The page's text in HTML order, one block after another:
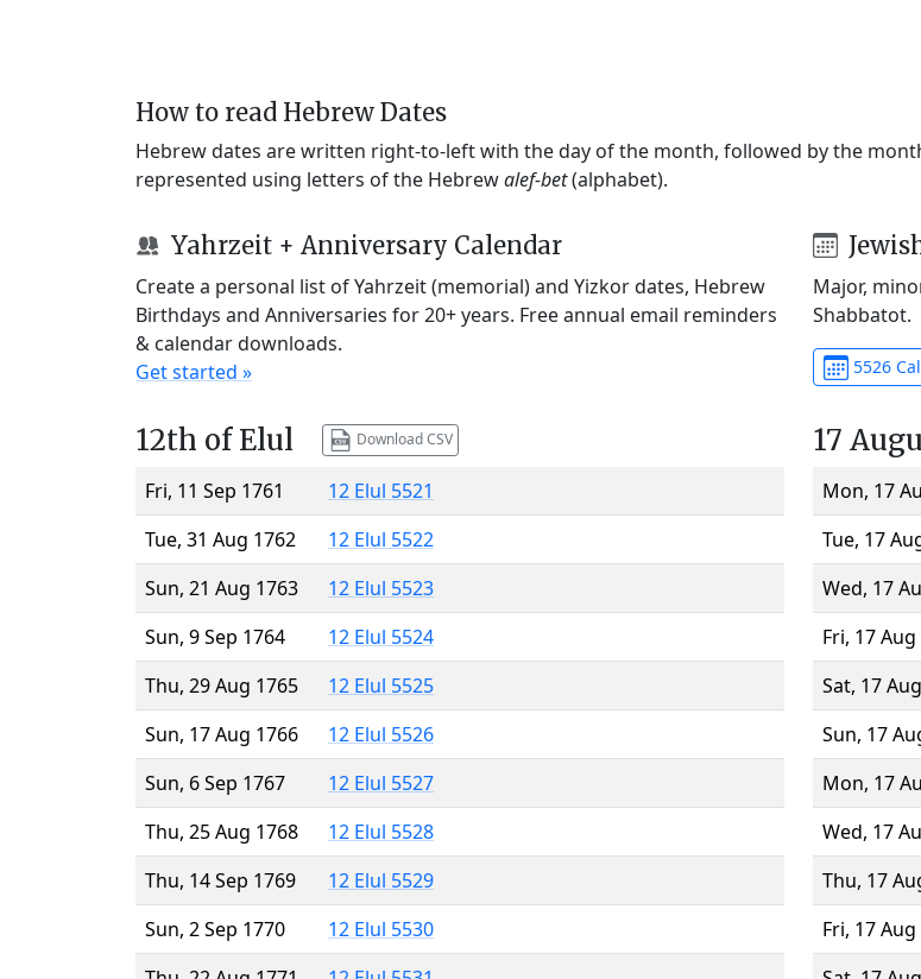
How to read Hebrew Dates
Hebrew dates are written right-to-left with the day of the month, followed by the
represented using letters of the Hebrewalef-bet(alphabet).
Yahrzeit + Anniversary Calendar
Create a personal list of Yahrzeit (memorial) and Yizkor dates, Hebrew
Birthdays and Anniversaries for 20+ years. Free annual email reminders
& calendar downloads.
Get started »
Major,
Shabbatot.
5526
12th of Elul Download CSV
Fri, 11 Sep 1761
12 Elul 5521
Tue, 31 Aug 1762
12 Elul 5522
Sun, 21 Aug 1763
12 Elul 5523
Sun, 9 Sep 1764
12 Elul 5524
Thu, 29 Aug 1765
12 Elul 5525
Sun, 17 Aug 1766
12 Elul 5526
Sun, 6 Sep 1767
12 Elul 5527
Thu, 25 Aug 1768
12 Elul 5528
Thu, 14 Sep 1769
12 Elul 5529
Sun, 2 Sep 1770
12 Elul 5530
17
Mon, 17
Tue, 17
Wed, 17
Fri, 17
Sat, 17
Sun, 17
Mon, 17
Wed, 17
Thu, 17
Fri, 17